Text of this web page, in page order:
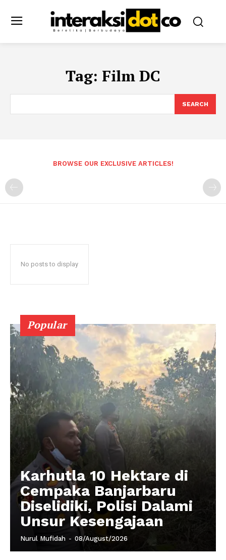
Tag: Film DC
SEARCH
BROWSE OUR EXCLUSIVE ARTICLES!
No posts to display
Popular
Karhutla 10 Hektare di
Cempaka Banjarbaru
Diselidiki, Polisi Dalami
Unsur Kesengajaan
Nurul Mufidah - 08/August/2026